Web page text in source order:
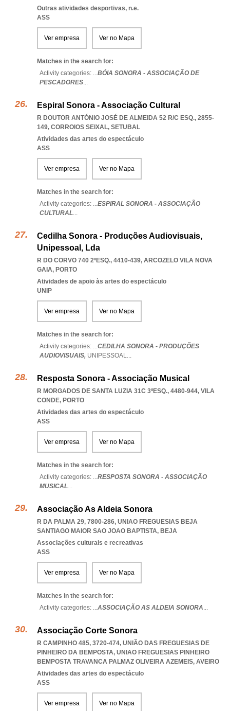
Outras atividades desportivas, n.e.
ASS
Ver empresa Ver no Mapa
Matches in the search for:
Activity categories: ...BÓIA SONORA - ASSOCIAÇÃO DE
PESCADORES...
Espiral Sonora - Associação Cultural
R DOUTOR ANTÓNIO JOSÉ DE ALMEIDA 52 R/C ESQ., 2855-
149, CORROIOS SEIXAL, SETUBAL
Atividades das artes do espectáculo
ASS
Ver empresa Ver no Mapa
Matches in the search for:
Activity categories: ...ESPIRAL SONORA - ASSOCIAÇÃO
CULTURAL...
Cedilha Sonora - Produções Audiovisuais,
Unipessoal, Lda
R DO CORVO 740 2ºESQ., 4410-439, ARCOZELO VILA NOVA
GAIA, PORTO
Atividades de apoio às artes do espectáculo
UNIP
Ver empresa Ver no Mapa
Matches in the search for:
Activity categories: ...CEDILHA SONORA - PRODUÇÕES
AUDIOVISUAIS, UNIPESSOAL...
Resposta Sonora - Associação Musical
R MORGADOS DE SANTA LUZIA 31C 3ºESQ., 4480-944, VILA
CONDE, PORTO
Atividades das artes do espectáculo
ASS
Ver empresa Ver no Mapa
Matches in the search for:
Activity categories: ...RESPOSTA SONORA - ASSOCIAÇÃO
MUSICAL...
Associação As Aldeia Sonora
R DA PALMA 29, 7800-286, UNIAO FREGUESIAS BEJA
SANTIAGO MAIOR SAO JOAO BAPTISTA, BEJA
Associações culturais e recreativas
ASS
Ver empresa Ver no Mapa
Matches in the search for:
Activity categories: ...ASSOCIAÇÃO AS ALDEIA SONORA...
Associação Corte Sonora
R CAMPINHO 485, 3720-474, UNIÃO DAS FREGUESIAS DE
PINHEIRO DA BEMPOSTA, UNIAO FREGUESIAS PINHEIRO
BEMPOSTA TRAVANCA PALMAZ OLIVEIRA AZEMEIS, AVEIRO
Atividades das artes do espectáculo
ASS
Ver empresa Ver no Mapa